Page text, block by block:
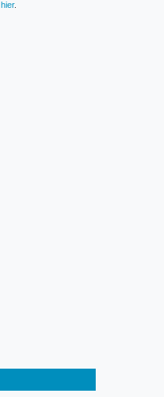
hier.